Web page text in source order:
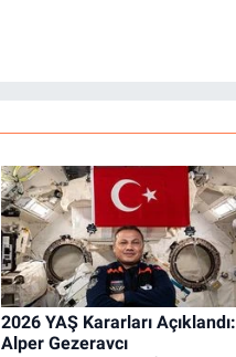
2026 YAŞ Kararları Açıklandı:
Alper Gezeravcı